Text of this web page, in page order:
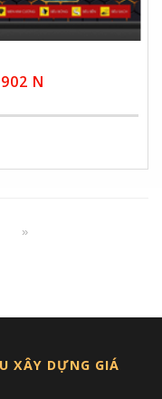
N
»
XÂY DỰNG GIÁ